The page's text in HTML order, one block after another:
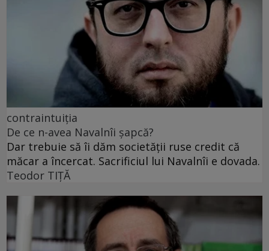
contraintuiția
De ce n-avea Navalnîi șapcă?
Dar trebuie să îi dăm societății ruse credit că
măcar a încercat. Sacrificiul lui Navalnîi e dovada.
Teodor TIŢĂ